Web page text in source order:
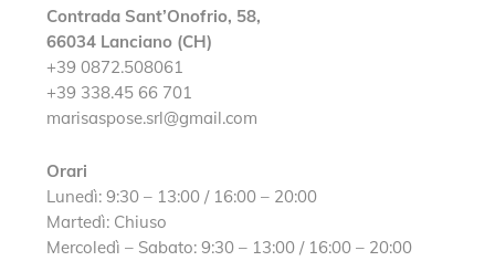
Contrada Sant’Onofrio, 58,
66034 Lanciano (CH)
+39 0872.508061
+39 338.45 66 701
marisaspose.srl@gmail.com
Orari
Lunedì: 9:30 – 13:00 / 16:00 – 20:00
Martedì: Chiuso
Mercoledì – Sabato: 9:30 – 13:00 / 16:00 – 20:00